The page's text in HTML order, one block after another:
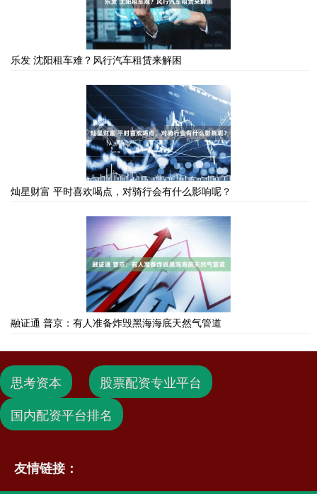
乐发 沈阳租车难？风行汽车租赁来解困
灿星财富 平时喜欢喝点，对骑行会有什么影响呢？
融证通 普京：有人准备炸毁黑海海底天然气管道
思考资本
股票配资专业平台
国内配资平台排名
友情链接：